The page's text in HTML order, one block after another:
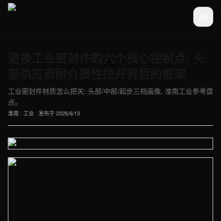
工业密封件材质怎么把关: 头部/中部/起步三档画像, 淮南工业参考盘
点。
淮南 · 工业 · 发布于2026/6/13